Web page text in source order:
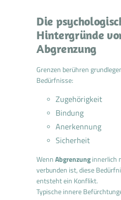
Die
Hintergründe
Abgrenzung
Grenzen berühren
Bedürfnisse:
Zugehörigkeit
Bindung
Anerkennung
Sicherheit
WennAbgrenzunginnerlich
verbunden ist, diese
entsteht ein Konflikt.
Typische innere